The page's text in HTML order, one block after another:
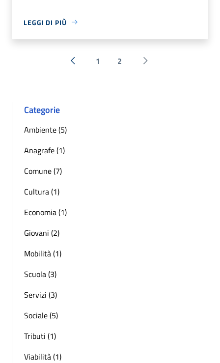
LEGGI DI PIÙ
« Precedente
1 2 Successiva »
Categorie
Ambiente (5)
Anagrafe (1)
Comune (7)
Cultura (1)
Economia (1)
Giovani (2)
Mobilità (1)
Scuola (3)
Servizi (3)
Sociale (5)
Tributi (1)
Viabilità (1)